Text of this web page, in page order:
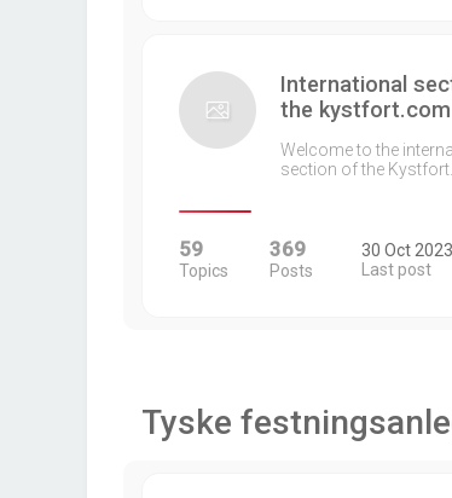
International
the
Welcome to the
section of the
59
Topics
369
Posts
30 Oct
Last post
Tyske